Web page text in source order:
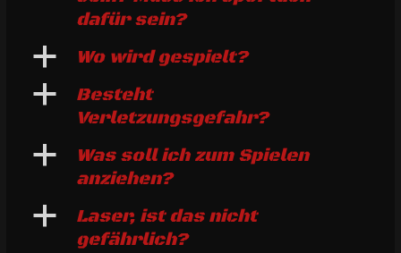
dafür sein?
a Wo wird gespielt?
a
Besteht
Verletzungsgefahr?
a
Was soll ich zum Spielen
anziehen?
a
Laser, ist das nicht
gefährlich?